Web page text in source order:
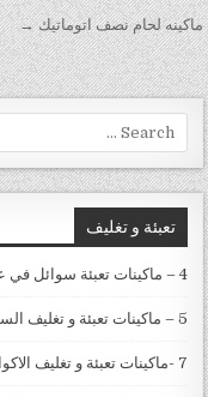
تصفّح المقالات
ماكينه لحام نصف اتوماتيك →
Search for:
تعبئة و تغليف
4 – ماكينات تعبئة سوائل في عبوات و اكياس
5 – ماكينات تعبئة و تغليف السوائل في اكياس اوتوماتيك
7 -ماكينات تعبئة و تغليف الاكواب